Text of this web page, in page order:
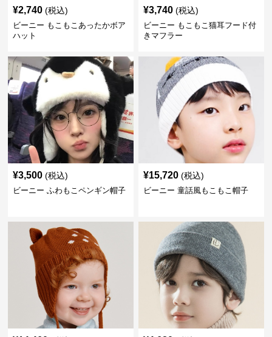
¥2,740 (税込)
ビーニー もこもこあったかボア
ハット
¥3,740 (税込)
ビーニー もこもこ猫耳フード付
きマフラー
¥3,500 (税込)
ビーニー ふわもこペンギン帽子
¥15,720 (税込)
ビーニー 童話風もこもこ帽子